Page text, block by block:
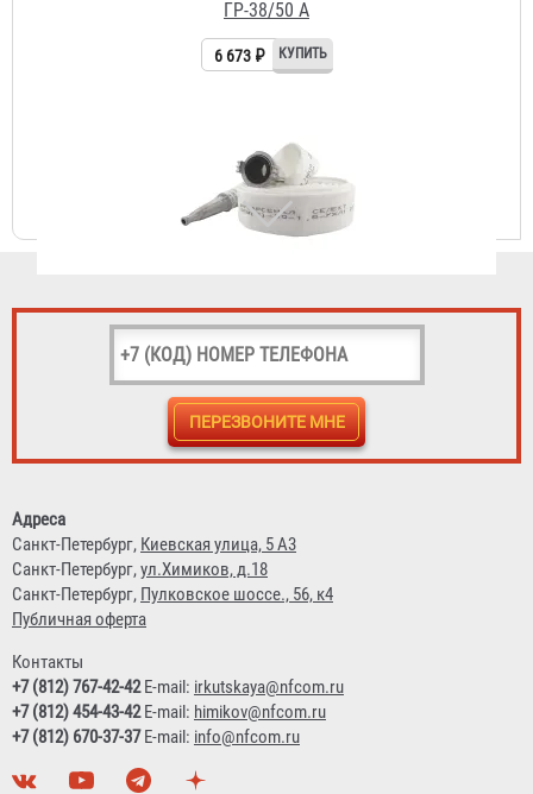
Рукав пожарный "Селект" РПМ(В)-50-1,6-УХЛ1 с ГР-50 А/
П и РС-50.01А
Рукав пожарный "Премиум" РПМ(В)-40-1,6-И-УХЛ1
3 043 ₽
Адреса
Санкт-Петербург, Киевская улица, 5 А3
Санкт-Петербург,ул.Химиков, д.18
Санкт-Петербург, Пулковское шоссе., 56, к4
Публичная оферта
Контакты
+7 (812) 767-42-42E-mail: irkutskaya@nfcom.ru
+7 (812) 454-43-42E-mail: himikov@nfcom.ru
+7 (812) 670-37-37E-mail: info@nfcom.ru